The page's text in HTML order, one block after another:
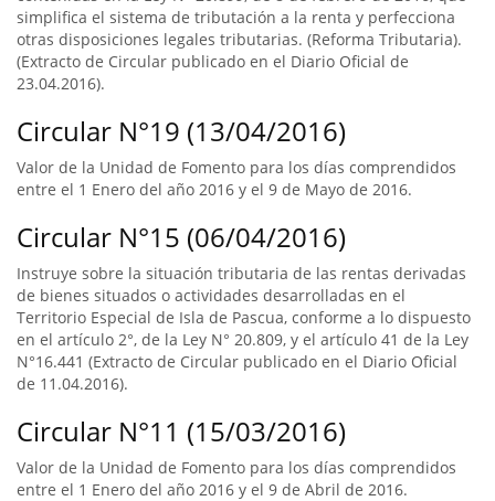
simplifica el sistema de tributación a la renta y perfecciona
otras disposiciones legales tributarias. (Reforma Tributaria).
(Extracto de Circular publicado en el Diario Oficial de
23.04.2016).
Circular N°19 (13/04/2016)
Valor de la Unidad de Fomento para los días comprendidos
entre el 1 Enero del año 2016 y el 9 de Mayo de 2016.
Circular N°15 (06/04/2016)
Instruye sobre la situación tributaria de las rentas derivadas
de bienes situados o actividades desarrolladas en el
Territorio Especial de Isla de Pascua, conforme a lo dispuesto
en el artículo 2°, de la Ley N° 20.809, y el artículo 41 de la Ley
N°16.441 (Extracto de Circular publicado en el Diario Oficial
de 11.04.2016).
Circular N°11 (15/03/2016)
Valor de la Unidad de Fomento para los días comprendidos
entre el 1 Enero del año 2016 y el 9 de Abril de 2016.